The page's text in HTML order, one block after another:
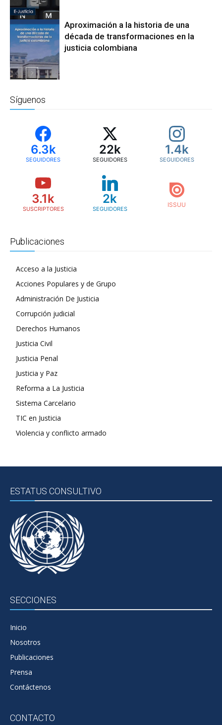
Reforma a La
Justicia
Reforma a La
Aproximación a la historia de una
década de transformaciones en la
justicia colombiana
Síguenos
6.3k
SEGUIDORES
22k
SEGUIDORES
1.4k
SEGUIDORES
3.1k
SUSCRIPTORES
2k
SEGUIDORES
Publicaciones
Acceso a la Justicia
Acciones Populares y de Grupo
Administración De Justicia
Corrupción judicial
Derechos Humanos
Justicia Civil
Justicia Penal
Justicia y Paz
Reforma a La Justicia
Sistema Carcelario
TIC en Justicia
Violencia y conflicto armado
ESTATUS CONSULTIVO
SECCIONES
Inicio
Nosotros
Publicaciones
Prensa
Contáctenos
CONTACTO